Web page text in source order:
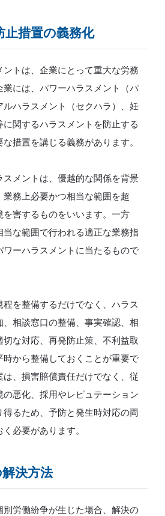
措置の義務化
トは、企業にとって重大な労務
業には、パワーハラスメント（パ
ルハラスメント（セクハラ）、妊
関するハラスメントを防止する
措置を講じる義務があります。
スメントは、優越的な関係を背景
業務上必要かつ相当な範囲を超
を害するものをいいます。一方
当な範囲で行われる適正な業務指
ワーハラスメントに当たるもので
を整備するだけでなく、ハラス
、相談窓口の整備、事実確認、相
な対応、再発防止策、不利益取
から整備しておくことが重要で
、損害賠償責任だけでなく、従
悪化、採用やレピュテーション
るため、予防と発生時対応の両
必要があります。
決方法
労働紛争が生じた場合、解決の